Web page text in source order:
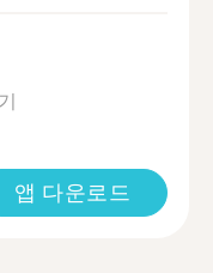
앱 다운로드